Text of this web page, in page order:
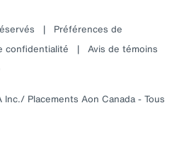
| Préférences de
confidentialité | Avis de témoins
Placements Aon Canada - Tous